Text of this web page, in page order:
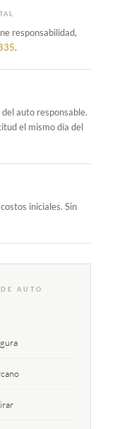
responsabilidad,
.
auto responsable.
el mismo día del
iniciales. Sin
AUTO